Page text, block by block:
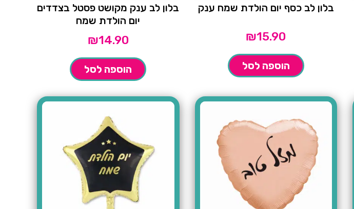
בלון לב כסף יום הולדת שמח ענק
₪15.90
הוספה לסל
בלון לב ענק מקושט פסטל בצדדים
יום הולדת שמח
₪14.90
הוספה לסל